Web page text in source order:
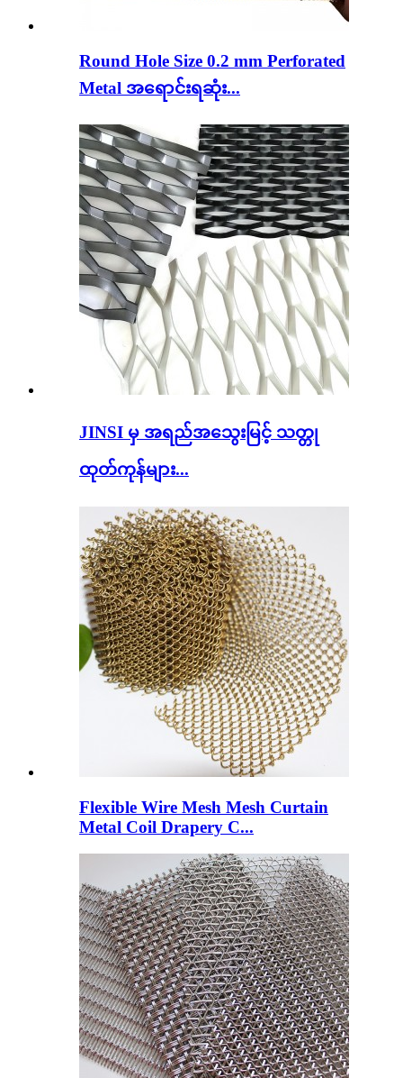
Round Hole Size 0.2 mm Perforated
Metal အရောင်းရဆုံး...
JINSI မှ အရည်အသွေးမြင့် သတ္တု
ထုတ်ကုန်များ...
Flexible Wire Mesh Mesh Curtain
Metal Coil Drapery C...